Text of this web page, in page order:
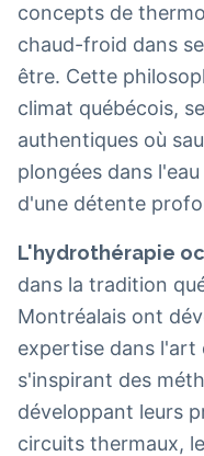
concepts de
chaud-froid dans
être. Cette
climat québécois,
authentiques où
plongées dans
d'une détente
L'hydrothérapie
dans la tradition
Montréalais ont
expertise dans l'art
s'inspirant des
développant leurs
circuits thermaux,